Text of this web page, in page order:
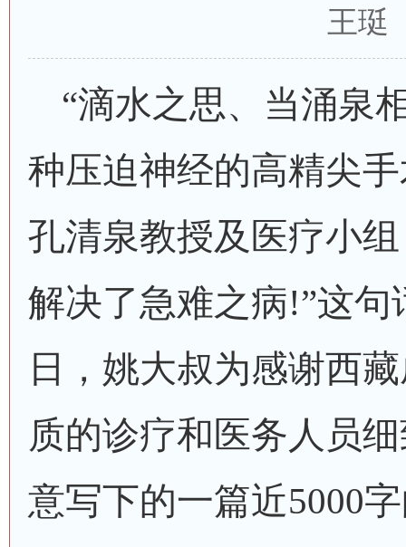
王珽
“滴水之思、当涌泉
种压迫神经的高精尖
孔清泉教授及医疗小
解决了急难之病!”这句
日，姚大叔为感谢西
质的诊疗和医务人员
意写下的一篇近5000